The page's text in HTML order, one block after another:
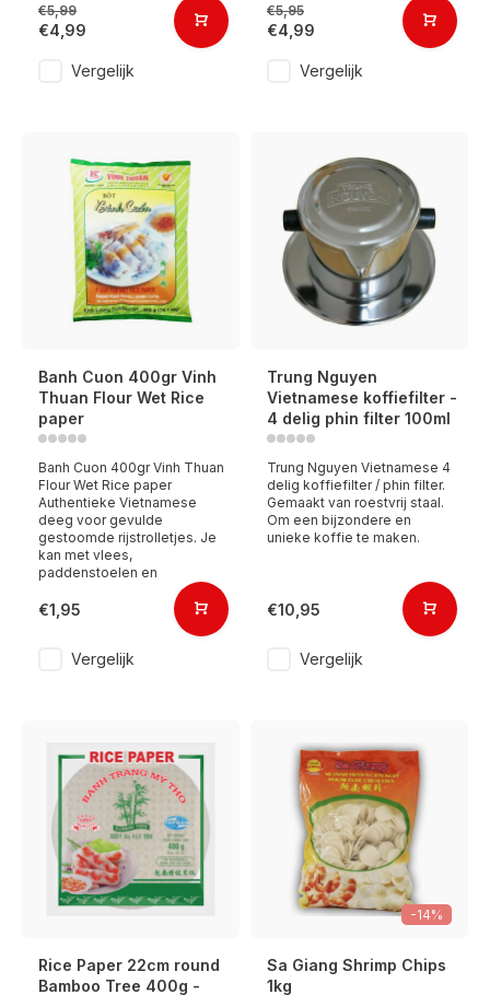
€5,99
€4,99
Vergelijk
€5,95
€4,99
Vergelijk
Banh Cuon 400gr Vinh
Thuan Flour Wet Rice
paper
Banh Cuon 400gr Vinh Thuan
Flour Wet Rice paper
Authentieke Vietnamese
deeg voor gevulde
gestoomde rijstrolletjes. Je
kan met vlees,
paddenstoelen en
€1,95
Vergelijk
Trung Nguyen
Vietnamese koffiefilter -
4 delig phin filter 100ml
Trung Nguyen Vietnamese 4
delig koffiefilter / phin filter.
Gemaakt van roestvrij staal.
Om een bijzondere en
unieke koffie te maken.
€10,95
Vergelijk
Rice Paper 22cm round
Bamboo Tree 400g -
-14%
Sa Giang Shrimp Chips
1kg